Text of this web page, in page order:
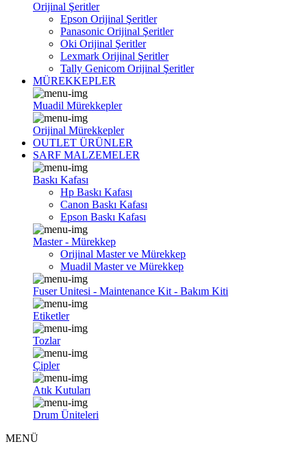
Orijinal Şeritler
Epson Orijinal Şeritler
Panasonic Orijinal Şeritler
Oki Orijinal Şeritler
Lexmark Orijinal Şeritler
Tally Genicom Orijinal Şeritler
MÜREKKEPLER
Muadil Mürekkepler
Orijinal Mürekkepler
OUTLET ÜRÜNLER
SARF MALZEMELER
Baskı Kafası
Hp Baskı Kafası
Canon Baskı Kafası
Epson Baskı Kafası
Master - Mürekkep
Orijinal Master ve Mürekkep
Muadil Master ve Mürekkep
Fuser Unitesi - Maintenance Kit - Bakım Kiti
Etiketler
Tozlar
Çipler
Atık Kutuları
Drum Üniteleri
MENÜ